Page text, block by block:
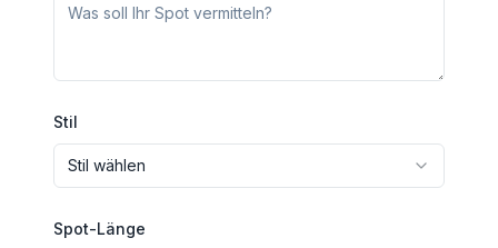
Stil
Stil wählen
Spot-Länge